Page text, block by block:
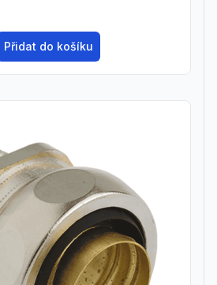
Přidat do košíku